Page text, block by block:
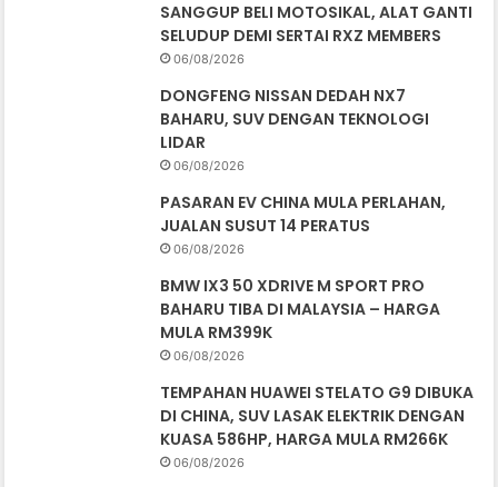
SANGGUP BELI MOTOSIKAL, ALAT GANTI
SELUDUP DEMI SERTAI RXZ MEMBERS
06/08/2026
DONGFENG NISSAN DEDAH NX7
BAHARU, SUV DENGAN TEKNOLOGI
LIDAR
06/08/2026
PASARAN EV CHINA MULA PERLAHAN,
JUALAN SUSUT 14 PERATUS
06/08/2026
BMW IX3 50 XDRIVE M SPORT PRO
BAHARU TIBA DI MALAYSIA – HARGA
MULA RM399K
06/08/2026
TEMPAHAN HUAWEI STELATO G9 DIBUKA
DI CHINA, SUV LASAK ELEKTRIK DENGAN
KUASA 586HP, HARGA MULA RM266K
06/08/2026